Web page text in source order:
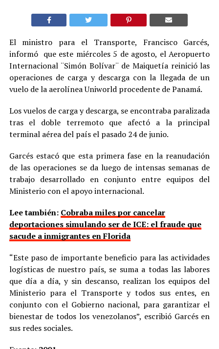
El ministro para el Transporte, Francisco Garcés,
informó que este miércoles 5 de agosto, el Aeropuerto
Internacional ¨Simón Bolívar¨ de Maiquetía reinició las
operaciones de carga y descarga con la llegada de un
vuelo de la aerolínea Uniworld procedente de Panamá.
Los vuelos de carga y descarga, se encontraba paralizada
tras el doble terremoto que afectó a la principal
terminal aérea del país el pasado 24 de junio.
Garcés estacó que esta primera fase en la reanudación
de las operaciones se da luego de intensas semanas de
trabajo desarrollado en conjunto entre equipos del
Ministerio con el apoyo internacional.
Lee también: Cobraba miles por cancelar
deportaciones simulando ser de ICE: el fraude que
sacude a inmigrantes en Florida
“Este paso de importante beneficio para las actividades
logísticas de nuestro país, se suma a todas las labores
que día a día, y sin descanso, realizan los equipos del
Ministerio para el Transporte y todos sus entes, en
conjunto con el Gobierno nacional, para garantizar el
bienestar de todos los venezolanos”, escribió Garcés en
sus redes sociales.